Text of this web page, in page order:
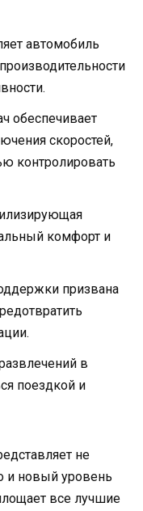
автомобиль
обеспечивает
скоростей,
контролировать
комфорт и
призвана
в
поездкой и
не
и новый уровень
все лучшие